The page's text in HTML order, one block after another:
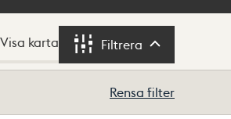
Visa karta Filtrera Filtrera
Rensa filter